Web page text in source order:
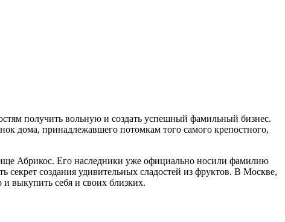
получить вольную и создать успешный фамильный бизнес.
дома, принадлежавшего потомкам того самого крепостного,
Абрикос. Его наследники уже официально носили фамилию
секрет создания удивительных сладостей из фруктов. В Москве,
и выкупить себя и своих близких.